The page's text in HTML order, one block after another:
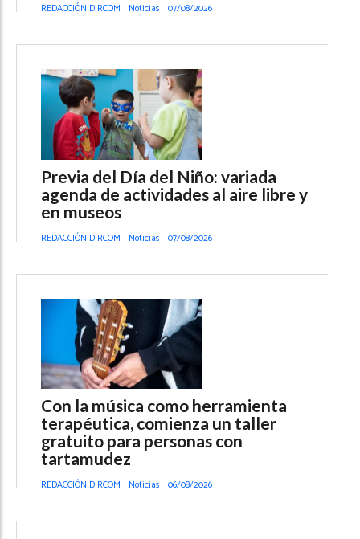
REDACCIÓN DIRCOM Noticias 07/08/2026
Previa del Día del Niño: variada
agenda de actividades al aire libre y
en museos
REDACCIÓN DIRCOM Noticias 07/08/2026
Con la música como herramienta
terapéutica, comienza un taller
gratuito para personas con
tartamudez
REDACCIÓN DIRCOM Noticias 06/08/2026